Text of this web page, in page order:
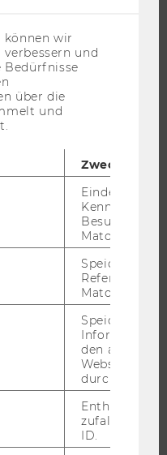
können wir
und
Bedürfnisse
über die
und
Zweck
Eindeutige
Besuchers
Matomo.
Speicherung
Referrers
Matomo.
Speicherung
den aktuellen
durch
Enthält eine
ID.